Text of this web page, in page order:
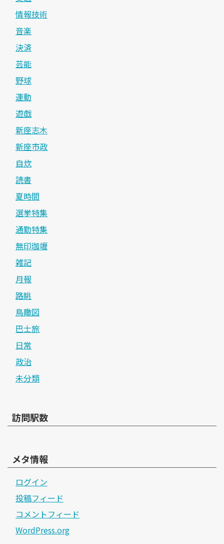
情報技術
音楽
決済
芸能
野球
運動
遊戯
新座志木
新座市政
自炊
読書
夏時間
選挙特集
通勤特集
無印珈竰
雑記
月報
路眺
鳥瞰図
巴士旅
日常
政治
未分類
訪問駅数
メタ情報
ログイン
投稿フィード
コメントフィード
WordPress.org